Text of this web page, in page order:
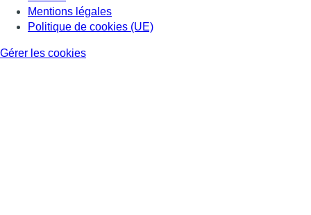
Mentions légales
Politique de cookies (UE)
Gérer les cookies